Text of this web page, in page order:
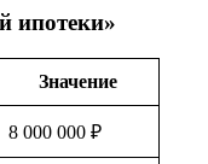
ипотеки»
Значение
8 000 000 ₽